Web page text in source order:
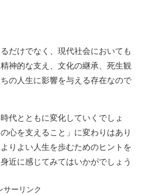
だけでなく、現代社会においても
神的な支え、文化の継承、死生観
の人生に影響を与える存在なので
代とともに変化していくでしょ
心を支えること」に変わりはあり
りよい人生を歩むためのヒントを
近に感じてみてはいかがでしょう
サーリンク